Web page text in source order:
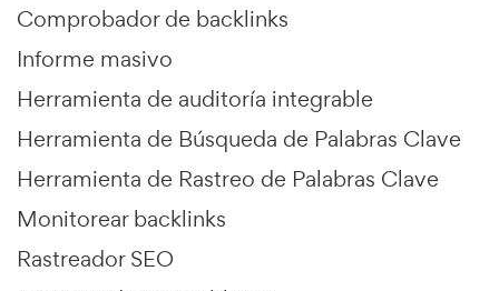
Comprobador de backlinks
Informe masivo
Herramienta de auditoría integrable
Herramienta de Búsqueda de Palabras Clave
Herramienta de Rastreo de Palabras Clave
Monitorear backlinks
Rastreador SEO